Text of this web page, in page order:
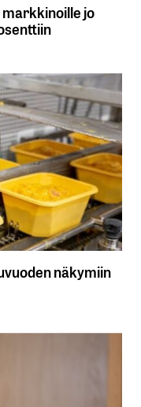
markkinoille jo
näkymiin